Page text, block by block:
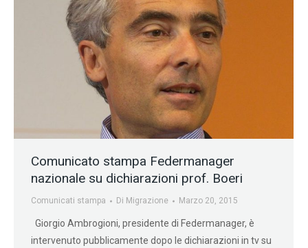
Comunicato stampa Federmanager
nazionale su dichiarazioni prof. Boeri
Comunicati stampa Di Migrazione Marzo 20, 2015
Giorgio Ambrogioni, presidente di Federmanager, è
intervenuto pubblicamente dopo le dichiarazioni in tv su